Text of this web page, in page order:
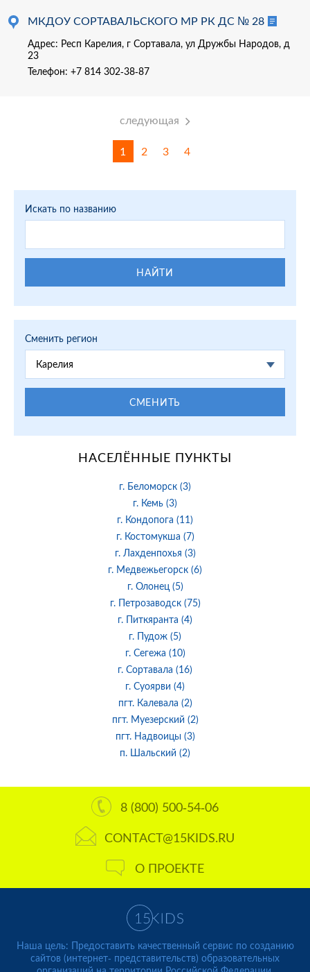
МКДОУ СОРТАВАЛЬСКОГО МР РК ДС № 28
Адрес: Респ Карелия, г Сортавала, ул Дружбы Народов, д
23
Телефон: +7 814 302-38-87
следующая
1 2 3 4
Искать по названию
НАЙТИ
Сменить регион
Карелия
СМЕНИТЬ
НАСЕЛЁННЫЕ ПУНКТЫ
г. Беломорск (3)
г. Кемь (3)
г. Кондопога (11)
г. Костомукша (7)
г. Лахденпохья (3)
г. Медвежьегорск (6)
г. Олонец (5)
г. Петрозаводск (75)
г. Питкяранта (4)
г. Пудож (5)
г. Сегежа (10)
г. Сортавала (16)
г. Суоярви (4)
пгт. Калевала (2)
пгт. Муезерский (2)
пгт. Надвоицы (3)
п. Шальский (2)
8 (800) 500-54-06
CONTACT@15KIDS.RU
О ПРОЕКТЕ
Наша цель: Предоставить качественный сервис по созданию
сайтов (интернет- представительств) образовательных